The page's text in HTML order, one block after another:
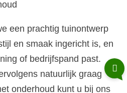
een prachtig tuinontwerp
en smaak ingericht is, en
of bedrijfspand past.
natuurlijk graag
onderhoud kunt u bij ons